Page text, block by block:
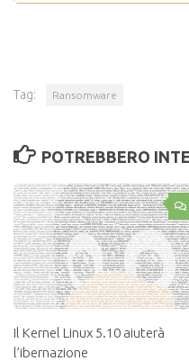
Tag: Ransomware
POTREBBERO
Il Kernel Linux 5.10 aiuterà
l’ibernazione